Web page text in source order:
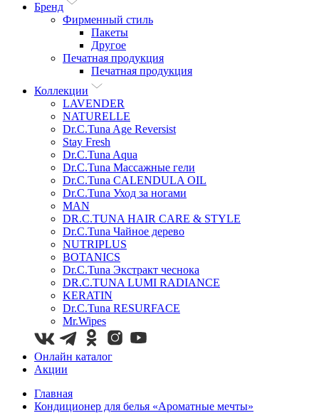
Бренд
Фирменный стиль
Пакеты
Другое
Печатная продукция
Печатная продукция
Коллекции
LAVENDER
NATURELLE
Dr.C.Tuna Age Reversist
Stay Fresh
Dr.C.Tuna Aqua
Dr.C.Tuna Массажные гели
Dr.C.Tuna CALENDULA OIL
Dr.C.Tuna Уход за ногами
MAN
DR.C.TUNA HAIR CARE & STYLE
Dr.C.Tuna Чайное дерево
NUTRIPLUS
BOTANICS
Dr.C.Tuna Экстракт чеснока
DR.C.TUNA LUMI RADIANCE
KERATIN
Dr.C.Tuna RESURFACE
Mr.Wipes
Онлайн каталог
Акции
Главная
Кондиционер для белья «Ароматные мечты»